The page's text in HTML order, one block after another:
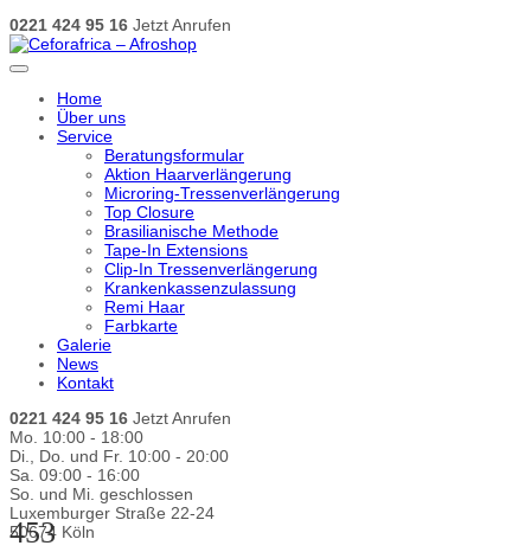
0221 424 95 16 Jetzt Anrufen
Home
Über uns
Service
Beratungsformular
Aktion Haarverlängerung
Microring-Tressenverlängerung
Top Closure
Brasilianische Methode
Tape-In Extensions
Clip-In Tressenverlängerung
Krankenkassenzulassung
Remi Haar
Farbkarte
Galerie
News
Kontakt
0221 424 95 16 Jetzt Anrufen
Mo. 10:00 - 18:00
Di., Do. und Fr. 10:00 - 20:00
Sa. 09:00 - 16:00
So. und Mi. geschlossen
Luxemburger Straße 22-24
50674 Köln
453